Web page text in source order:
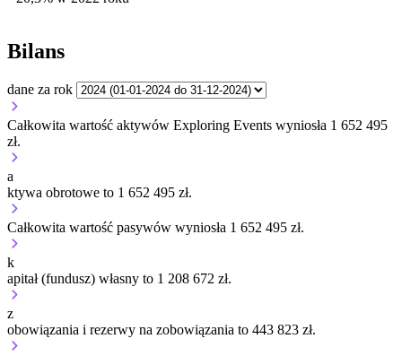
Bilans
dane za rok
Całkowita wartość aktywów Exploring Events wyniosła 1 652 495
zł.
a
ktywa obrotowe to 1 652 495 zł.
Całkowita wartość pasywów wyniosła 1 652 495 zł.
k
apitał (fundusz) własny to 1 208 672 zł.
z
obowiązania i rezerwy na zobowiązania to 443 823 zł.